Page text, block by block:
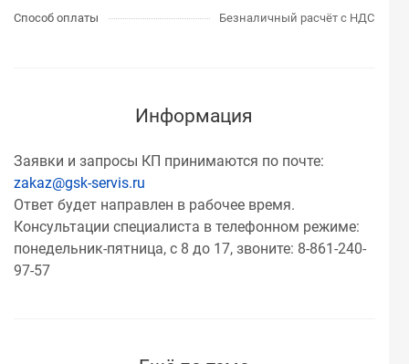
Способ оплаты
Безналичный расчёт с НДС
Информация
Заявки и запросы КП принимаются по почте:
zakaz@gsk-servis.ru
Ответ будет направлен в рабочее время.
Консультации специалиста в телефонном режиме:
понедельник-пятница, с 8 до 17, звоните: 8-861-240-
97-57